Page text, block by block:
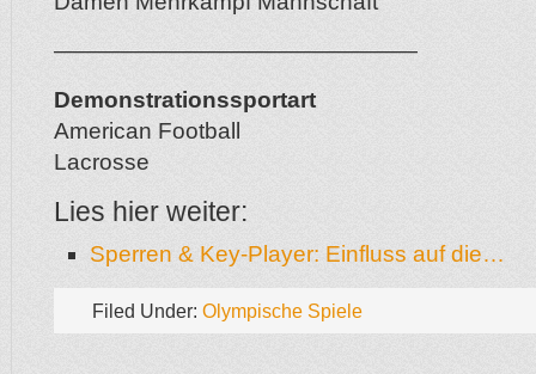
————————————————
Demonstrationssportart
American Football
Lacrosse
Lies hier weiter:
Sperren & Key-Player: Einfluss auf die…
Filed Under: Olympische Spiele